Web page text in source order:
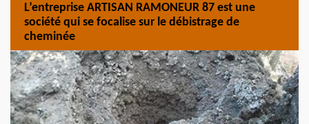
L’entreprise ARTISAN RAMONEUR 87 est une
société qui se focalise sur le débistrage de
cheminée